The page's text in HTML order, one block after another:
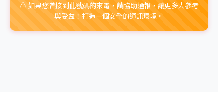
⚠️ 如果您曾接到此號碼的來電，請協助通報，讓更多人參考
與受益！打造一個安全的通訊環境。